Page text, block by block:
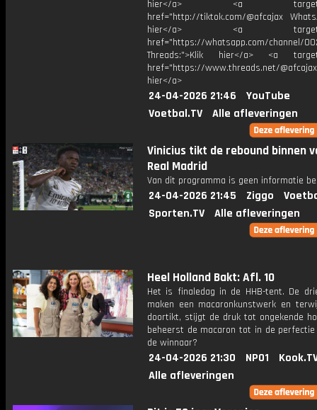
hier</a> <a
href="http://tiktok.com/@afcajax
hier</a> <a
href="https://whatsapp.com/channel/
Threads:">Klik hier</a> <a
href="https://www.threads.net/
hier</a>
24-04-2026 21:46
YouTube
Voetbal.TV
Alle afleveringen
Vinicius tikt de rebound binnen
Real Madrid
Van dit programma is geen informatie
24-04-2026 21:45 Ziggo
Sporten.TV
Alle afleveringen
Heel Holland Bakt: Afl. 10
Het is finaledag in de HHB-tent. De
maken een macaronkunstwerk en
doortikt, stijgt de druk tot ongekende
beheerst de macaron tot in de
de winnaar?
24-04-2026 21:30 NPO1
Alle afleveringen